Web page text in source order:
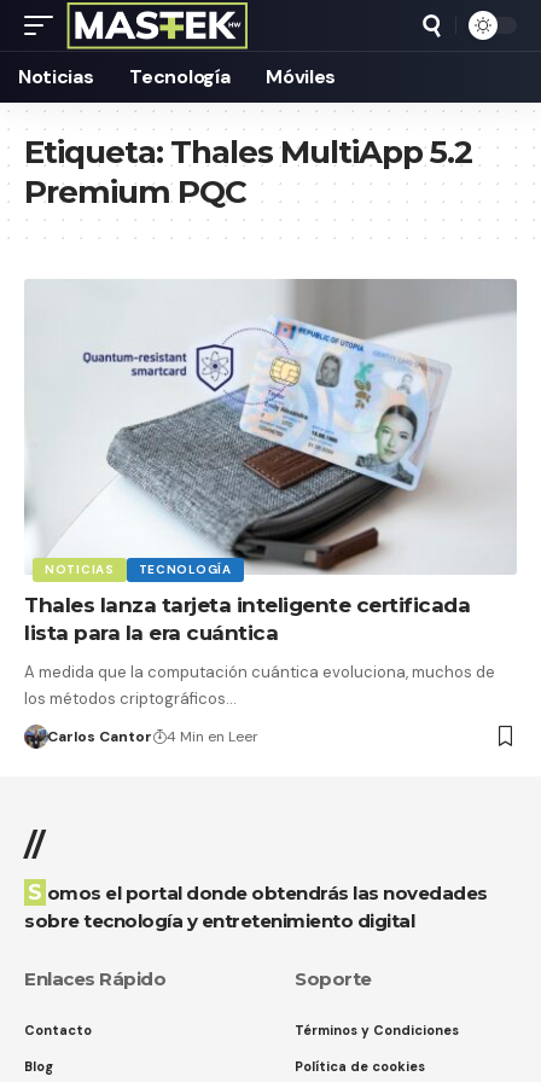
Noticias Tecnología Móviles
Etiqueta:Thales MultiApp 5.2
Premium PQC
NOTICIAS TECNOLOGÍA
Thales lanza tarjeta inteligente certificada
lista para la era cuántica
A medida que la computación cuántica evoluciona, muchos de
los métodos criptográficos…
Carlos Cantor 4 Min en Leer
//
Somos el portal donde obtendrás las novedades
sobre tecnología y entretenimiento digital
Enlaces Rápido
Contacto
Blog
Soporte
Términos y Condiciones
Política de cookies